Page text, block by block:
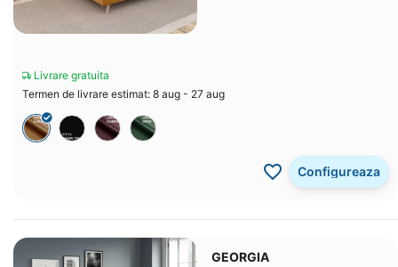
Livrare gratuita
Termen de livrare estimat: 8 aug - 27 aug
Configureaza
GEORGIA